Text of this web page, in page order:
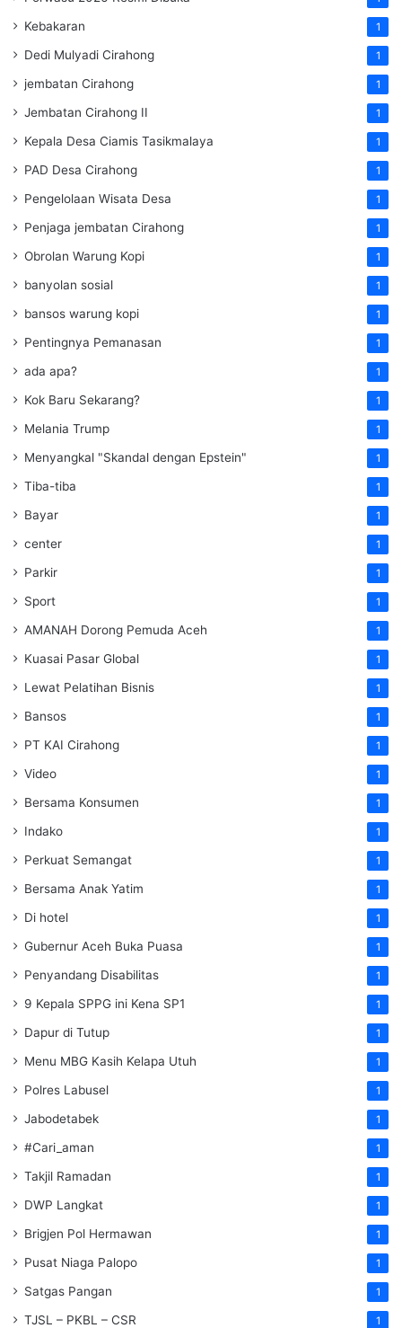
Kebakaran 1
Dedi Mulyadi Cirahong 1
jembatan Cirahong 1
Jembatan Cirahong II 1
Kepala Desa Ciamis Tasikmalaya 1
PAD Desa Cirahong 1
Pengelolaan Wisata Desa 1
Penjaga jembatan Cirahong 1
Obrolan Warung Kopi 1
banyolan sosial 1
bansos warung kopi 1
Pentingnya Pemanasan 1
ada apa? 1
Kok Baru Sekarang? 1
Melania Trump 1
Menyangkal "Skandal dengan Epstein" 1
Tiba-tiba 1
Bayar 1
center 1
Parkir 1
Sport 1
AMANAH Dorong Pemuda Aceh 1
Kuasai Pasar Global 1
Lewat Pelatihan Bisnis 1
Bansos 1
PT KAI Cirahong 1
Video 1
Bersama Konsumen 1
Indako 1
Perkuat Semangat 1
Bersama Anak Yatim 1
Di hotel 1
Gubernur Aceh Buka Puasa 1
Penyandang Disabilitas 1
9 Kepala SPPG ini Kena SP1 1
Dapur di Tutup 1
Menu MBG Kasih Kelapa Utuh 1
Polres Labusel 1
Jabodetabek 1
#Cari_aman 1
Takjil Ramadan 1
DWP Langkat 1
Brigjen Pol Hermawan 1
Pusat Niaga Palopo 1
Satgas Pangan 1
TJSL – PKBL – CSR 1